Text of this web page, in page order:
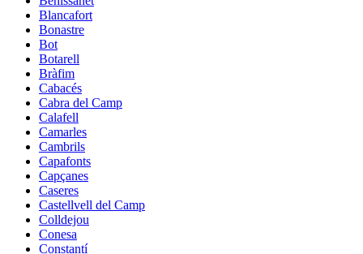
Blancafort
Bonastre
Bot
Botarell
Bràfim
Cabacés
Cabra del Camp
Calafell
Camarles
Cambrils
Capafonts
Capçanes
Caseres
Castellvell del Camp
Colldejou
Conesa
Constantí